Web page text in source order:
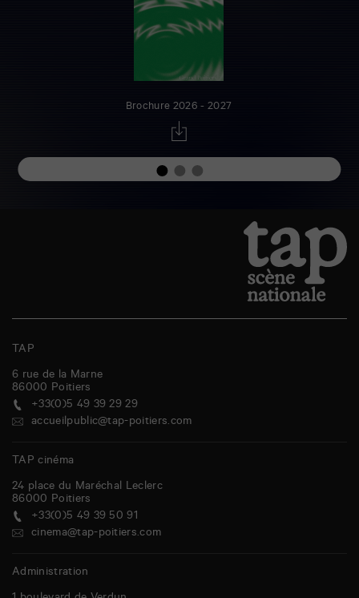
Brochure 2026 - 2027
TAP
6 rue de la Marne
86000 Poitiers
+33(0)5 49 39 29 29
accueilpublic@tap-poitiers.com
TAP cinéma
24 place du Maréchal Leclerc
86000 Poitiers
+33(0)5 49 39 50 91
cinema@tap-poitiers.com
Administration